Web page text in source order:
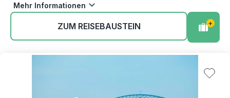
Mehr Informationen
ZUM REISEBAUSTEIN +